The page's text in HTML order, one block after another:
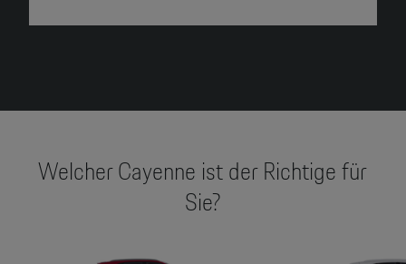
Welcher Cayenne ist der Richtige für
Sie?